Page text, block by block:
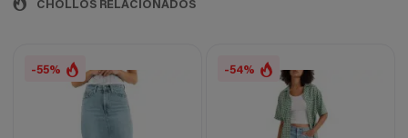
CHOLLOS RELACIONADOS
-55% -54%